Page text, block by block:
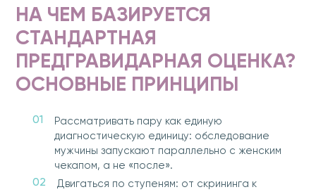
НА ЧЕМ БАЗИРУЕТСЯ
СТАНДАРТНАЯ
ПРЕДГРАВИДАРНАЯ ОЦЕНКА?
ОСНОВНЫЕ ПРИНЦИПЫ
Рассматривать пару как единую
диагностическую единицу: обследование
мужчины запускают параллельно с женским
чекапом, а не «после».
Двигаться по ступеням: от скрининга к